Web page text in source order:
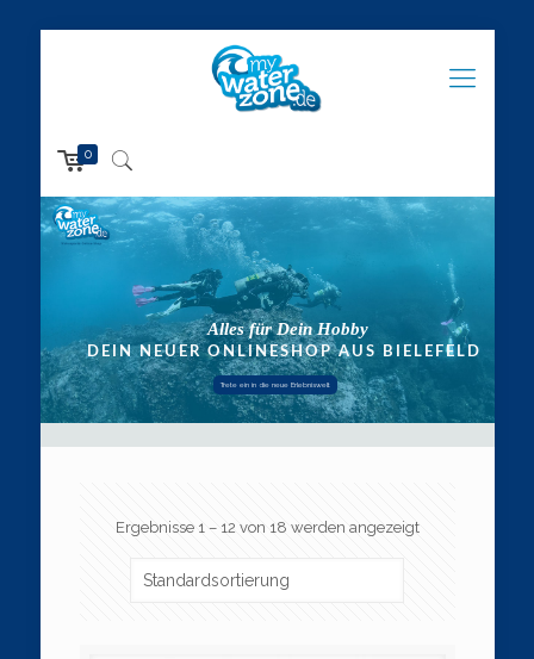
0
Trete ein in die neue Erlebniswelt
Ergebnisse 1 – 12 von 18 werden angezeigt